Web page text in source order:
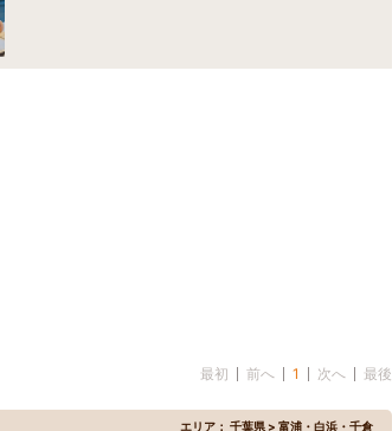
最初 前へ 1 次へ 最後
エリア： 千葉県 > 富浦・白浜・千倉